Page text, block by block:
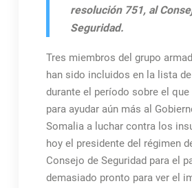
resolución 751, al
Seguridad.
Tres miembros del grupo
han sido incluidos en la lista
durante el período sobre el
para ayudar aún más al
Somalia a luchar contra los
hoy el presidente del régimen
Consejo de Seguridad para el
demasiado pronto para ver el